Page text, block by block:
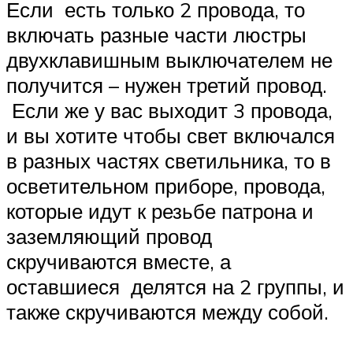
Если есть только 2 провода, то
включать разные части люстры
двухклавишным выключателем не
получится – нужен третий провод.
Если же у вас выходит 3 провода,
и вы хотите чтобы свет включался
в разных частях светильника, то в
осветительном приборе, провода,
которые идут к резьбе патрона и
заземляющий провод
скручиваются вместе, а
оставшиеся делятся на 2 группы, и
также скручиваются между собой.